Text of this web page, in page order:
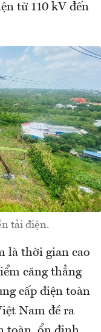
từ 110 kV đến
tải điện.
là thời gian cao
căng thẳng
cấp điện toàn
Nam đề ra